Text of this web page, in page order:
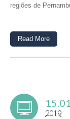
regiões de
Read More
2019